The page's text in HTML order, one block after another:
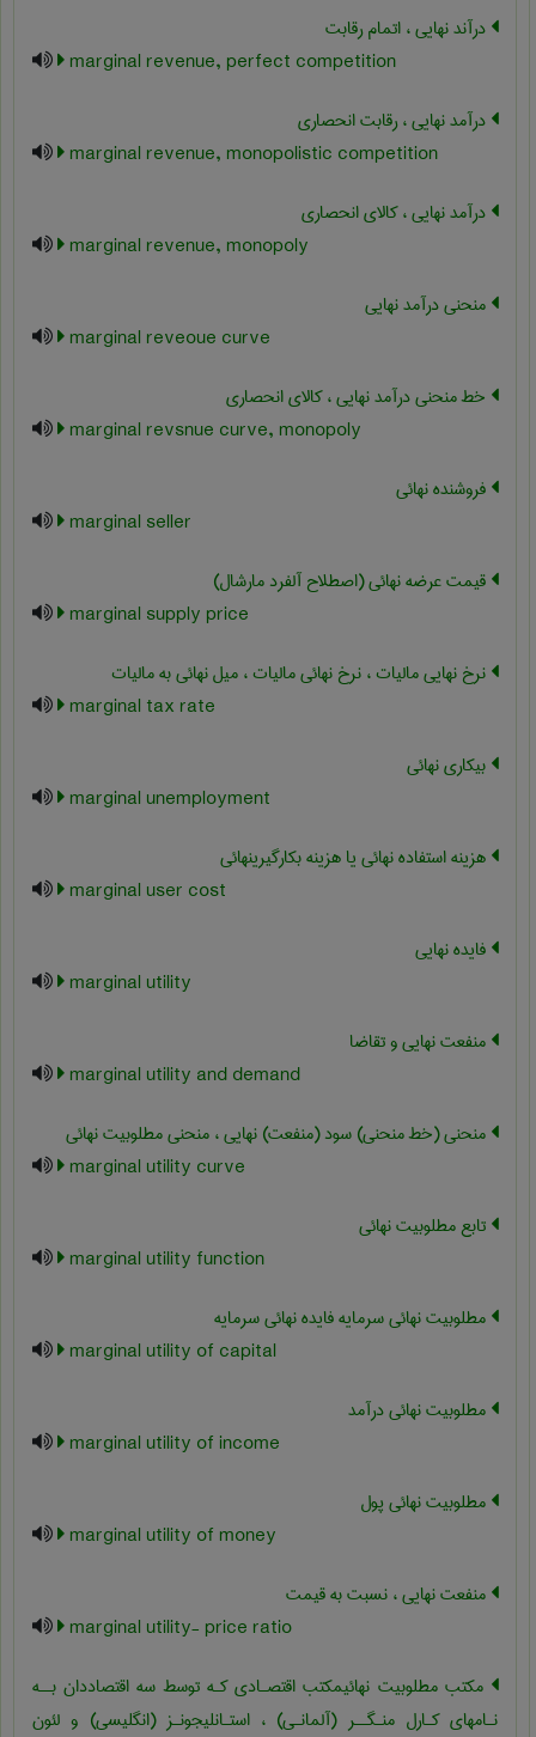
درآند نهایی ، اتمام رقابت
marginal revenue, perfect competition
درآمد نهایی ، رقابت انحصاری
marginal revenue, monopolistic competition
درآمد نهایی ، کالای انحصاری
marginal revenue, monopoly
منحنی درآمد نهایی
marginal reveoue curve
خط منحنی درآمد نهایی ، کالای انحصاری
marginal revsnue curve, monopoly
فروشنده نهائی
marginal seller
قیمت عرضه نهائی (اصطلاح آلفرد مارشال)
marginal supply price
نرخ نهایی مالیات ، نرخ نهائی مالیات ، میل نهائی به مالیات
marginal tax rate
بیکاری نهائی
marginal unemployment
هزینه استفاده نهائی یا هزینه بکارگیرینهائی
marginal user cost
فایده نهایی
marginal utility
منفعت نهایی و تقاضا
marginal utility and demand
منحنی (خط منحنی) سود (منفعت) نهایی ، منحنی مطلوبیت نهائی
marginal utility curve
تابع مطلوبیت نهائی
marginal utility function
مطلوبیت نهائی سرمایه فایده نهائی سرمایه
marginal utility of capital
مطلوبیت نهائی درآمد
marginal utility of income
مطلوبیت نهائی پول
marginal utility of money
منفعت نهایی ، نسبت به قیمت
marginal utility- price ratio
مکتب مطلوبیت نهائیمکتب اقتصـادی کـه توسط سه اقتصاددان بــه
نـامهای کـارل منـگــر (آلمانـی) ، استـانلیجونـز (انگلیسی) و لئون